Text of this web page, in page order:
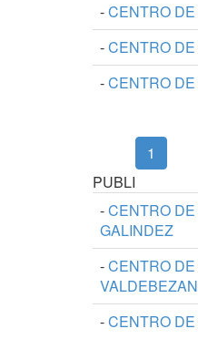
-CENTRO
-CENTRO
-CENTRO
PUBLI
1
-CENTRO
GALINDEZ
-CENTRO
-CENTRO